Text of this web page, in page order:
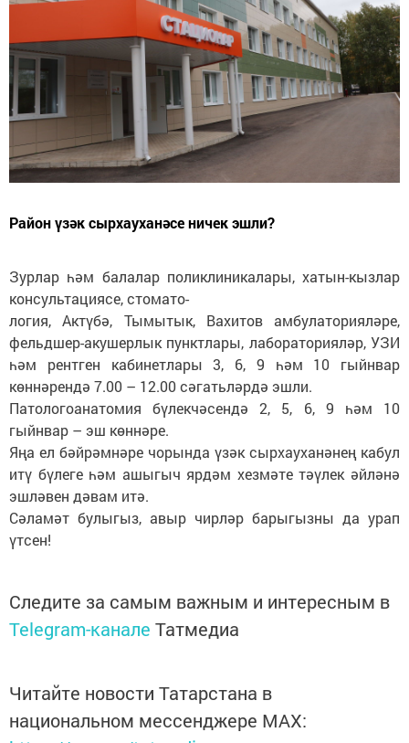
Район үзәк сырхауханәсе ничек эшли?
Зурлар һәм балалар поликлиникалары, хатын-кызлар
консультациясе, стомато-
логия, Актүбә, Тымытык, Вахитов амбулаторияләре,
фельдшер-акушерлык пунктлары, лабораторияләр, УЗИ
һәм рентген кабинетлары 3, 6, 9 һәм 10 гыйнвар
көннәрендә 7.00 – 12.00 сәгатьләрдә эшли.
Патологоанатомия бүлекчәсендә 2, 5, 6, 9 һәм 10
гыйнвар – эш көннәре.
Яңа ел бәйрәмнәре чорында үзәк сырхауханәнең кабул
итү бүлеге һәм ашыгыч ярдәм хезмәте тәүлек әйләнә
эшләвен дәвам итә.
Сәламәт булыгыз, авыр чирләр барыгызны да урап
үтсен!
Следите за самым важным и интересным в
Telegram-канале Татмедиа
Читайте новости Татарстана в
национальном мессенджере MАХ: